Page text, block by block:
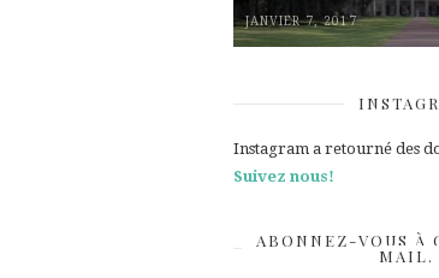
JANVIER 7, 2017
Instagram a retourné des
Suivez nous!
ABONNEZ-VOUS À
MAIL.